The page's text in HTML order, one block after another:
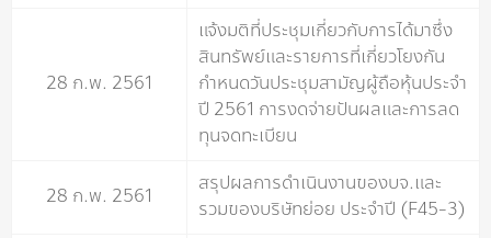
28 ก.พ. 2561
แจ้งมติที่ประชุมเกี่ยวกับการได้มาซึ่ง
สินทรัพย์และรายการที่เกี่ยวโยงกัน
กำหนดวันประชุมสามัญผู้ถือหุ้นประจำ
ปี 2561 การงดจ่ายปันผลและการลด
ทุนจดทะเบียน
28 ก.พ. 2561
สรุปผลการดำเนินงานของบจ.และ
รวมของบริษัทย่อย ประจำปี (F45-3)